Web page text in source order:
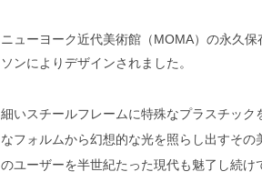
ニューヨーク近代美術館（MOMA）の永久
ソンによりデザインされました。
細いスチールフレームに特殊なプラスチッ
なフォルムから幻想的な光を照らし出すそ
のユーザーを半世紀たった現代も魅了し続け